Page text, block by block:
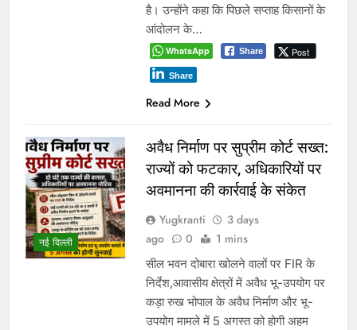
है। उन्होंने कहा कि पिछले सप्ताह किसानों के
आंदोलन के…
WhatsApp Share Post
Share
Read More
नई दिल्ली
अवैध निर्माण पर सुप्रीम कोर्ट सख्त:
राज्यों को फटकार, अधिकारियों पर
अवमानना की कार्रवाई के संकेत
Yugkranti
3 days
ago
0 1 mins
सील भवन दोबारा खोलने वालों पर FIR के
निर्देश,आवासीय क्षेत्रों में अवैध भू-उपयोग पर
कड़ा रुख भोपाल के अवैध निर्माण और भू-
उपयोग मामले में 5 अगस्त को होगी अहम